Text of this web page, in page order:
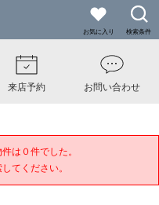
お気に入り 検索条件
来店予約 お問い合わせ
は０件でした。
てください。